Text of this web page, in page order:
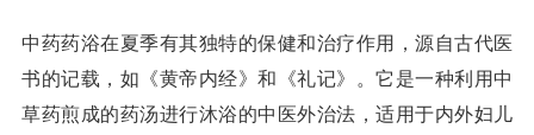
中药药浴在夏季有其独特的保健和治疗作用，源自古代医
书的记载，如《黄帝内经》和《礼记》。它是一种利用中
草药煎成的药汤进行沐浴的中医外治法，适用于内外妇儿